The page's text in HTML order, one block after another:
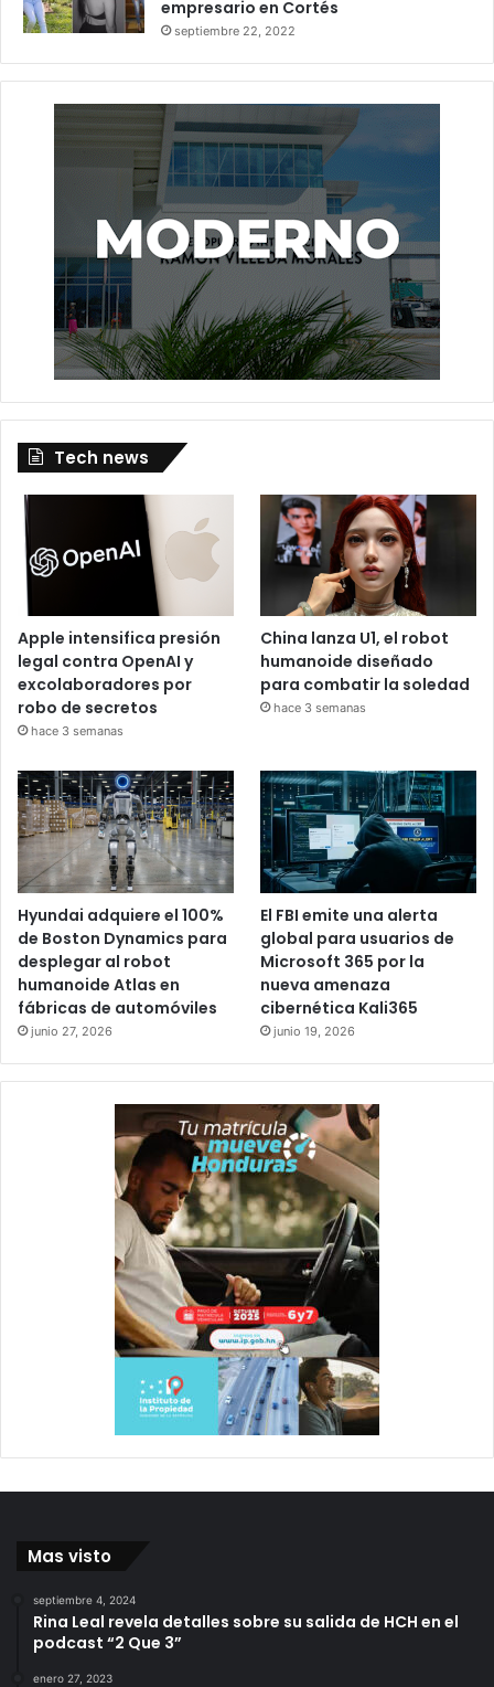
empresario en Cortés
septiembre 22, 2022
Tech news
Apple intensifica presión
legal contra OpenAI y
excolaboradores por
robo de secretos
hace 3 semanas
China lanza U1, el robot
humanoide diseñado
para combatir la soledad
hace 3 semanas
Hyundai adquiere el 100%
de Boston Dynamics para
desplegar al robot
humanoide Atlas en
fábricas de automóviles
junio 27, 2026
El FBI emite una alerta
global para usuarios de
Microsoft 365 por la
nueva amenaza
cibernética Kali365
junio 19, 2026
Mas visto
septiembre 4, 2024
Rina Leal revela detalles sobre su salida de HCH en el
podcast “2 Que 3”
enero 27, 2023